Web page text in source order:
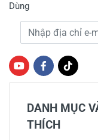
Dùng
Địa chỉ e-mail
DANH MỤC
THÍCH